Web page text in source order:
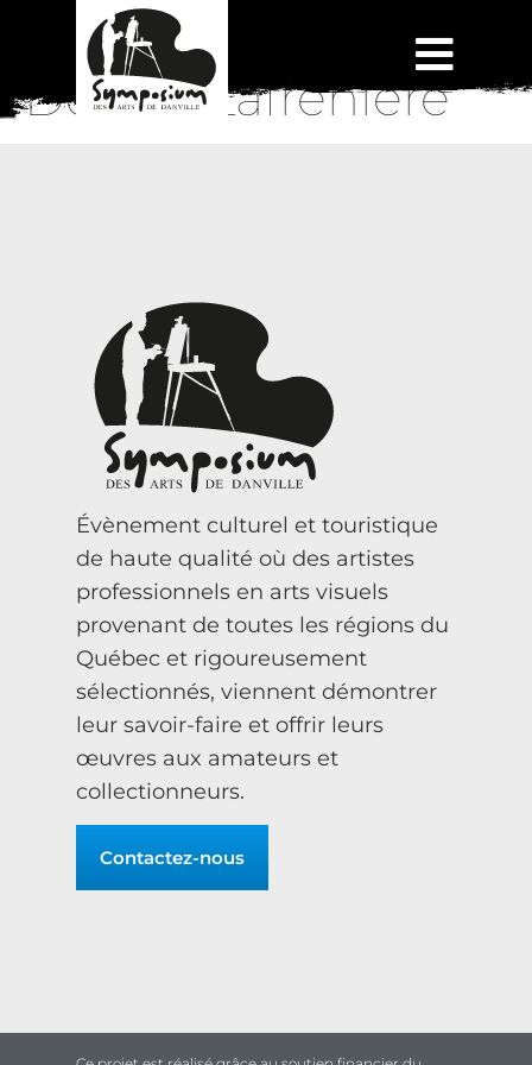
Denise Lafrenière
Évènement culturel et touristique
de haute qualité où des artistes
professionnels en arts visuels
provenant de toutes les régions du
Québec et rigoureusement
sélectionnés, viennent démontrer
leur savoir-faire et offrir leurs
œuvres aux amateurs et
collectionneurs.
Contactez-nous